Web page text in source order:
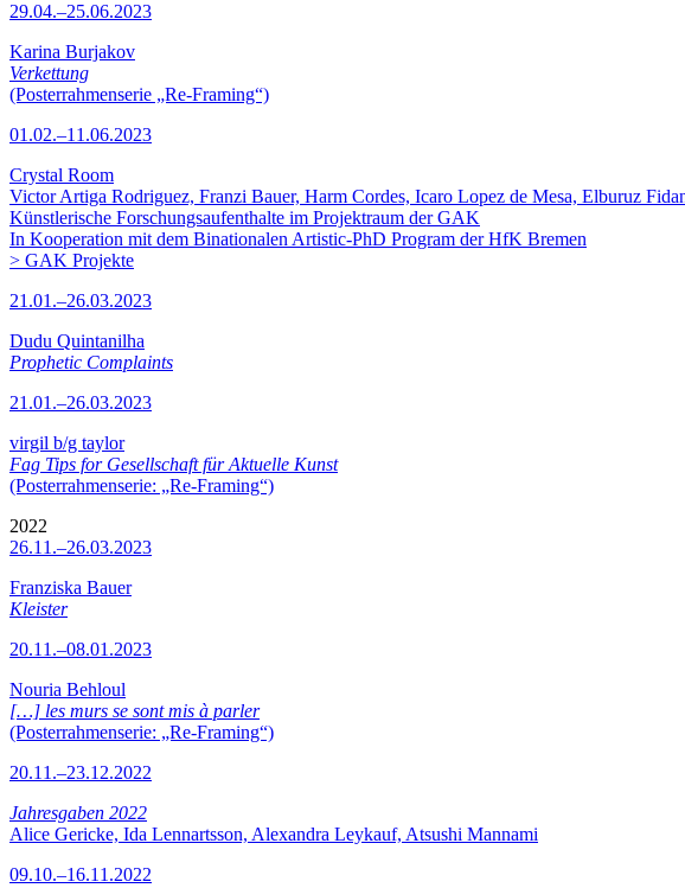
29.04.–25.06.2023
Karina Burjakov
Verkettung
(Posterrahmenserie „Re-Framing“)
01.02.–11.06.2023
Crystal Room
Victor Artiga Rodriguez, Franzi Bauer, Harm Cordes, Icaro Lopez de Mesa, Elburuz
Künstlerische Forschungsaufenthalte im Projektraum der GAK
In Kooperation mit dem Binationalen Artistic-PhD Program der HfK Bremen
> GAK Projekte
21.01.–26.03.2023
Dudu Quintanilha
Prophetic Complaints
21.01.–26.03.2023
virgil b/g taylor
Fag Tips for Gesellschaft für Aktuelle Kunst
(Posterrahmenserie: „Re-Framing“)
2022
26.11.–26.03.2023
Franziska Bauer
Kleister
20.11.–08.01.2023
Nouria Behloul
[…] les murs se sont mis à parler
(Posterrahmenserie: „Re-Framing“)
20.11.–23.12.2022
Jahresgaben 2022
Alice Gericke, Ida Lennartsson, Alexandra Leykauf, Atsushi Mannami
09.10.–16.11.2022